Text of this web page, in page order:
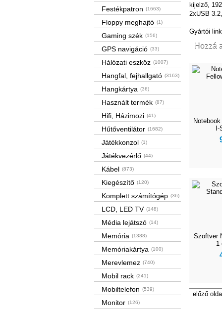
Festékpatron (1663)
Floppy meghajtó (1)
Gaming szék (156)
GPS navigáció (33)
Hálózati eszköz (1007)
Hangfal, fejhallgató (3163)
Hangkártya (36)
Használt termék (87)
Hifi, Házimozi (41)
Hűtőventilátor (1682)
Játékkonzol (1)
Játékvezérlő (44)
Kábel (873)
Kiegészítő (120)
Komplett számítógép (36)
LCD, LED TV (148)
Média lejátszó (14)
Memória (1388)
Memóriakártya (100)
Merevlemez (740)
Mobil rack (241)
Mobiltelefon (539)
Monitor (126)
kijelző,
2xUSB
Gyártói
Hozzá
Szoftver
1
előző